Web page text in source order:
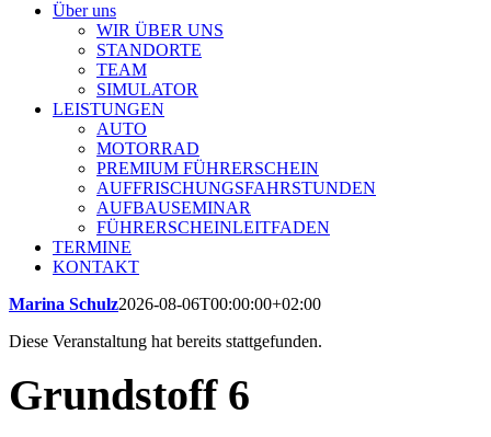
Über uns
WIR ÜBER UNS
STANDORTE
TEAM
SIMULATOR
LEISTUNGEN
AUTO
MOTORRAD
PREMIUM FÜHRERSCHEIN
AUFFRISCHUNGSFAHRSTUNDEN
AUFBAUSEMINAR
FÜHRERSCHEINLEITFADEN
TERMINE
KONTAKT
Marina Schulz2026-08-06T00:00:00+02:00
Diese Veranstaltung hat bereits stattgefunden.
Grundstoff 6